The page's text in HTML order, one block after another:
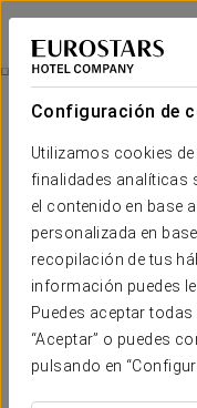
Configuración de
Utilizamos cookies
finalidades analíticas
el contenido en base
personalizada en
recopilación de tus
información puedes
Puedes aceptar
“Aceptar” o puedes
pulsando en
Exe Convention Plaza
MADRID
Habitaciones
El confort y
Las 261 habitaciones
espacios amplios y
tonos neutros, para
estancia. Todas